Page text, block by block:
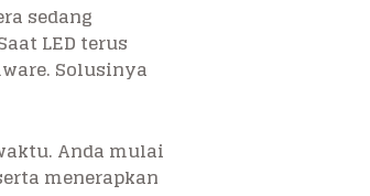
sedang
LED terus
Solusinya
Anda mulai
menerapkan